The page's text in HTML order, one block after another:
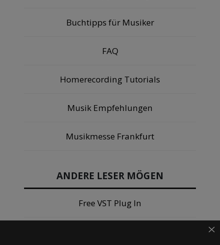
Buchtipps für Musiker
FAQ
Homerecording Tutorials
Musik Empfehlungen
Musikmesse Frankfurt
ANDERE LESER MÖGEN
Free VST Plug In